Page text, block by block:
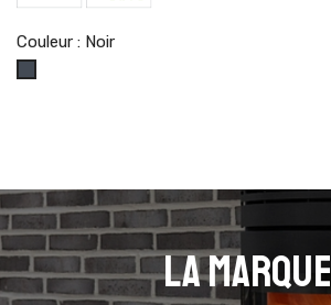
Couleur : Noir
La marque